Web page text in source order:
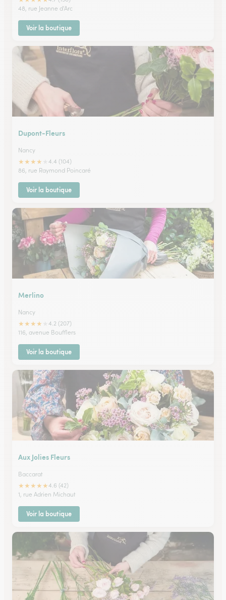
48, rue Jeanne d'Arc
Voir la boutique
Dupont-Fleurs
Nancy
★★★★
4.4 (104)
86, rue Raymond Poincaré
Voir la boutique
Merlino
Nancy
★★★★
4.2 (207)
116, avenue Boufflers
Voir la boutique
Aux Jolies Fleurs
Baccarat
★★★★★4.6 (42)
1, rue Adrien Michaut
Voir la boutique